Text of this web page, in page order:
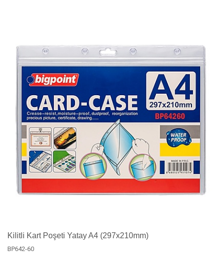
Kilitli Kart Poşeti Yatay A4 (297x210mm)
BP642-60